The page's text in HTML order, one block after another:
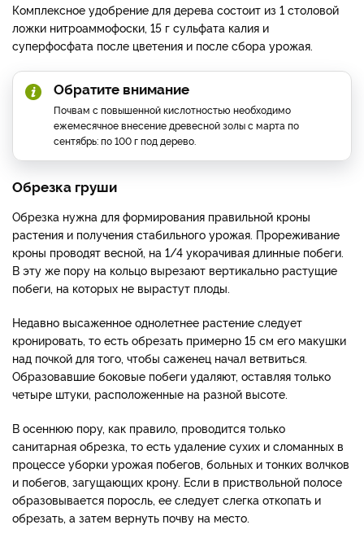
Комплексное удобрение для дерева состоит из 1 столовой
ложки нитроаммофоски, 15 г сульфата калия и
суперфосфата после цветения и после сбора урожая.
Обратите внимание
Почвам с повышенной кислотностью необходимо
ежемесячное внесение древесной золы с марта по
сентябрь: по 100 г под дерево.
Обрезка груши
Обрезка нужна для формирования правильной кроны
растения и получения стабильного урожая. Прореживание
кроны проводят весной, на 1/4 укорачивая длинные побеги.
В эту же пору на кольцо вырезают вертикально растущие
побеги, на которых не вырастут плоды.
Недавно высаженное однолетнее растение следует
кронировать, то есть обрезать примерно 15 см его макушки
над почкой для того, чтобы саженец начал ветвиться.
Образовавшие боковые побеги удаляют, оставляя только
четыре штуки, расположенные на разной высоте.
В осеннюю пору, как правило, проводится только
санитарная обрезка, то есть удаление сухих и сломанных в
процессе уборки урожая побегов, больных и тонких волчков
и побегов, загущающих крону. Если в приствольной полосе
образовывается поросль, ее следует слегка откопать и
обрезать, а затем вернуть почву на место.